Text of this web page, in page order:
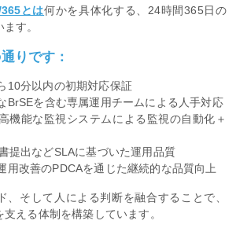
とは何かを具体化する、24時間365日の
す。
りです：
10分以内の初期対応保証
BrSEを含む専属運用チームによる人手対応
機能な監視システムによる監視の自動化＋
提出などSLAに基づいた運用品質
用改善のPDCAを通じた継続的な品質向上
、そして人による判断を融合することで、
支える体制を構築しています。